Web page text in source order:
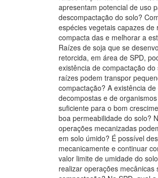
apresentam potencial de uso
descompactação do solo?
espécies vegetais capazes de
compacta das e melhorar a
Raízes de soja que se
retorcida, em área de SPD,
existência de compactação
raízes podem transpor
compactação? A existência
decompostas e de
suficiente para o bom
boa permeabilidade do solo?
operações mecanizadas
em solo úmido? É possível
mecanicamente e continuar
valor limite de umidade do
realizar operações mecânicas